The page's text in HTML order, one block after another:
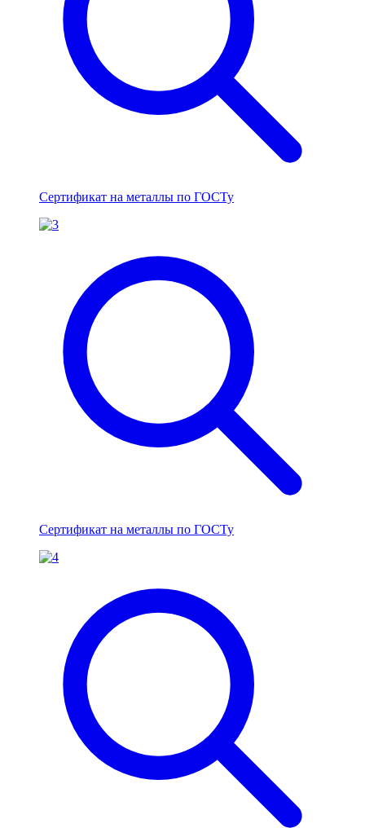
Сертификат на металлы по ГОСТу
Сертификат на металлы по ГОСТу